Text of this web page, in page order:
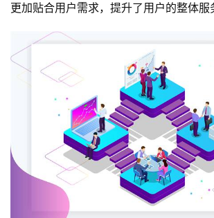
更加贴合用户需求，提升了用户的整体服